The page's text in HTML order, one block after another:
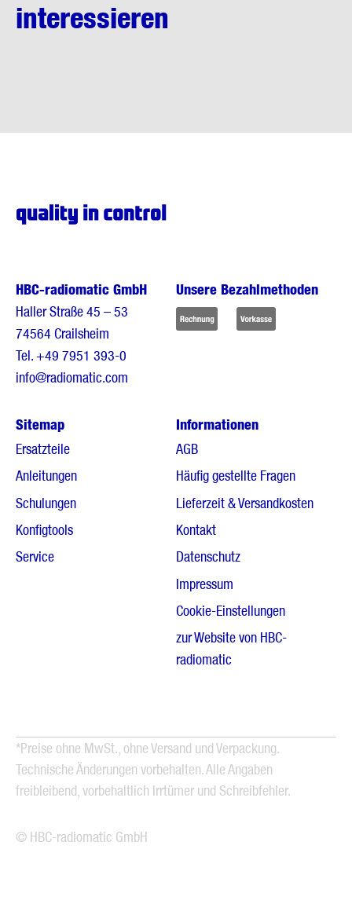
interessieren
HBC-radiomatic GmbH
Haller Straße 45 – 53
74564 Crailsheim
Tel.+49 7951 393-0
info@radiomatic.com
Unsere Bezahlmethoden
Sitemap
Ersatzteile
Anleitungen
Schulungen
Konfigtools
Service
Informationen
AGB
Häufig gestellte Fragen
Lieferzeit & Versandkosten
Kontakt
Datenschutz
Impressum
Cookie-Einstellungen
zur Website von HBC-
radiomatic
*Preise ohne MwSt., ohne Versand und Verpackung.
Technische Änderungen vorbehalten. Alle Angaben
freibleibend, vorbehaltlich Irrtümer und Schreibfehler.
© HBC-radiomatic GmbH